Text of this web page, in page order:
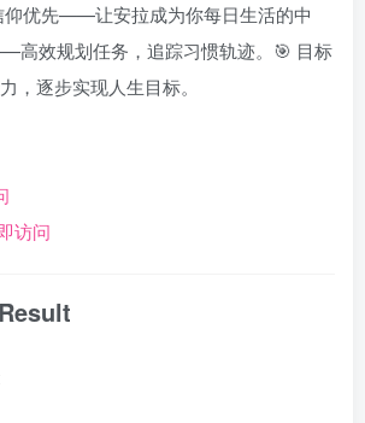
仰优先——让安拉成为你每日生活的中
高效规划任务，追踪习惯轨迹。🎯 目标
逐步实现人生目标。
访问